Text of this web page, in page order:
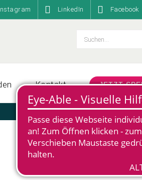
LinkedIn Facebook
Suche
Kontakt JETZT